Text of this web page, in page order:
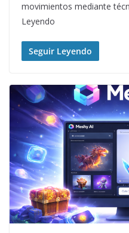
movimientos mediante
Leyendo
Seguir Leyendo